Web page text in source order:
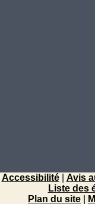
Accessibilité| Avis
Liste des
Plan du site